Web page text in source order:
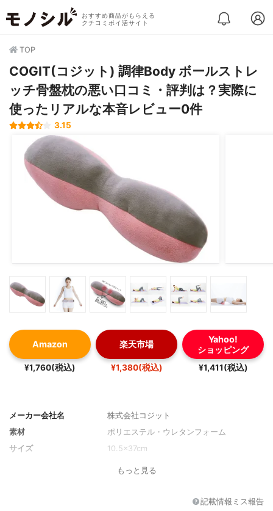
おすすめ商品がもらえる
クチコミポイ活サイト
TOP
COGIT(コジット) 調律Body ボールストレ
ッチ骨盤枕の悪い口コミ・評判は？実際に
使ったリアルな本音レビュー0件
3.15
Amazon
¥1,760(税込)
楽天市場
¥1,380(税込)
Yahoo!
ショッピング
¥1,411(税込)
メーカー会社名
株式会社コジット
素材
ポリエステル・ウレタンフォーム
サイズ
10.5×37cm
もっと見る
記載情報ミス報告